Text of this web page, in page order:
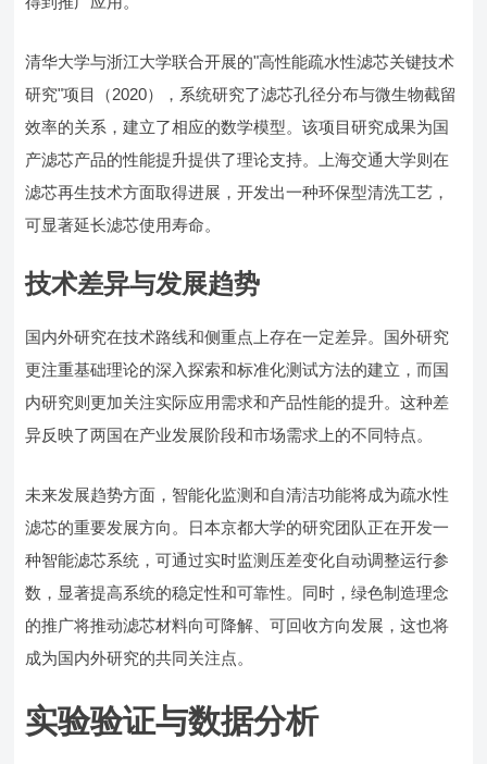
清华大学与浙江大学联合开展的"高性能疏水性滤芯关键技术
研究"项目（2020），系统研究了滤芯孔径分布与微生物截留
效率的关系，建立了相应的数学模型。该项目研究成果为国
产滤芯产品的性能提升提供了理论支持。上海交通大学则在
滤芯再生技术方面取得进展，开发出一种环保型清洗工艺，
可显著延长滤芯使用寿命。
技术差异与发展趋势
国内外研究在技术路线和侧重点上存在一定差异。国外研究
更注重基础理论的深入探索和标准化测试方法的建立，而国
内研究则更加关注实际应用需求和产品性能的提升。这种差
异反映了两国在产业发展阶段和市场需求上的不同特点。
未来发展趋势方面，智能化监测和自清洁功能将成为疏水性
滤芯的重要发展方向。日本京都大学的研究团队正在开发一
种智能滤芯系统，可通过实时监测压差变化自动调整运行参
数，显著提高系统的稳定性和可靠性。同时，绿色制造理念
的推广将推动滤芯材料向可降解、可回收方向发展，这也将
成为国内外研究的共同关注点。
实验验证与数据分析